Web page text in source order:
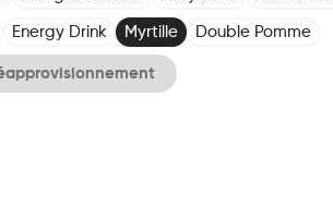
Energy Drink Myrtille Double Pomme